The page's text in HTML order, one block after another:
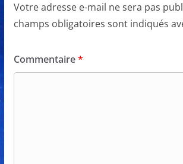
Votre adresse e-mail ne sera pas
champs obligatoires sont indiqués
Commentaire*